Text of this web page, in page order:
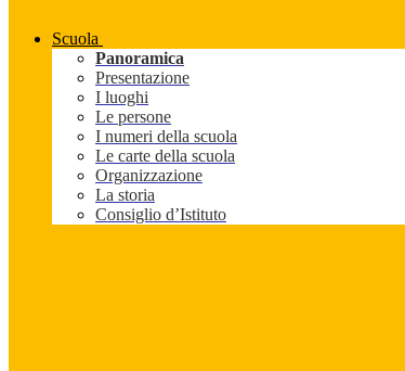
Scuola
Panoramica
Presentazione
I luoghi
Le persone
I numeri della scuola
Le carte della scuola
Organizzazione
La storia
Consiglio d’Istituto